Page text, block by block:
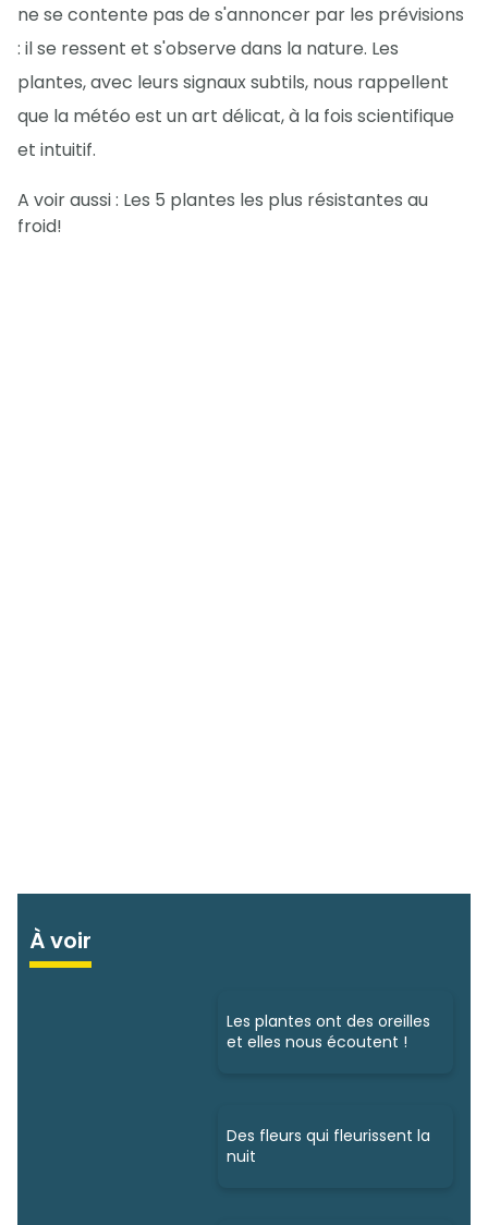
ne se contente pas de s'annoncer par les prévisions
: il se ressent et s'observe dans la nature. Les
plantes, avec leurs signaux subtils, nous rappellent
que la météo est un art délicat, à la fois scientifique
et intuitif.
A voir aussi : Les 5 plantes les plus résistantes au
froid!
À voir
Les plantes ont des oreilles
et elles nous écoutent !
Des fleurs qui fleurissent la
nuit